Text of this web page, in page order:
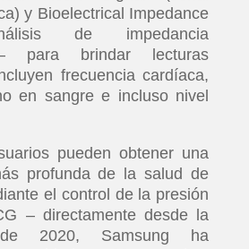
y Bioelectrical Impedance
de impedancia
para brindar lecturas
frecuencia cardíaca,
en sangre e incluso nivel
pueden obtener una
profunda de la salud de
el control de la presión
– directamente desde la
2020, Samsung ha